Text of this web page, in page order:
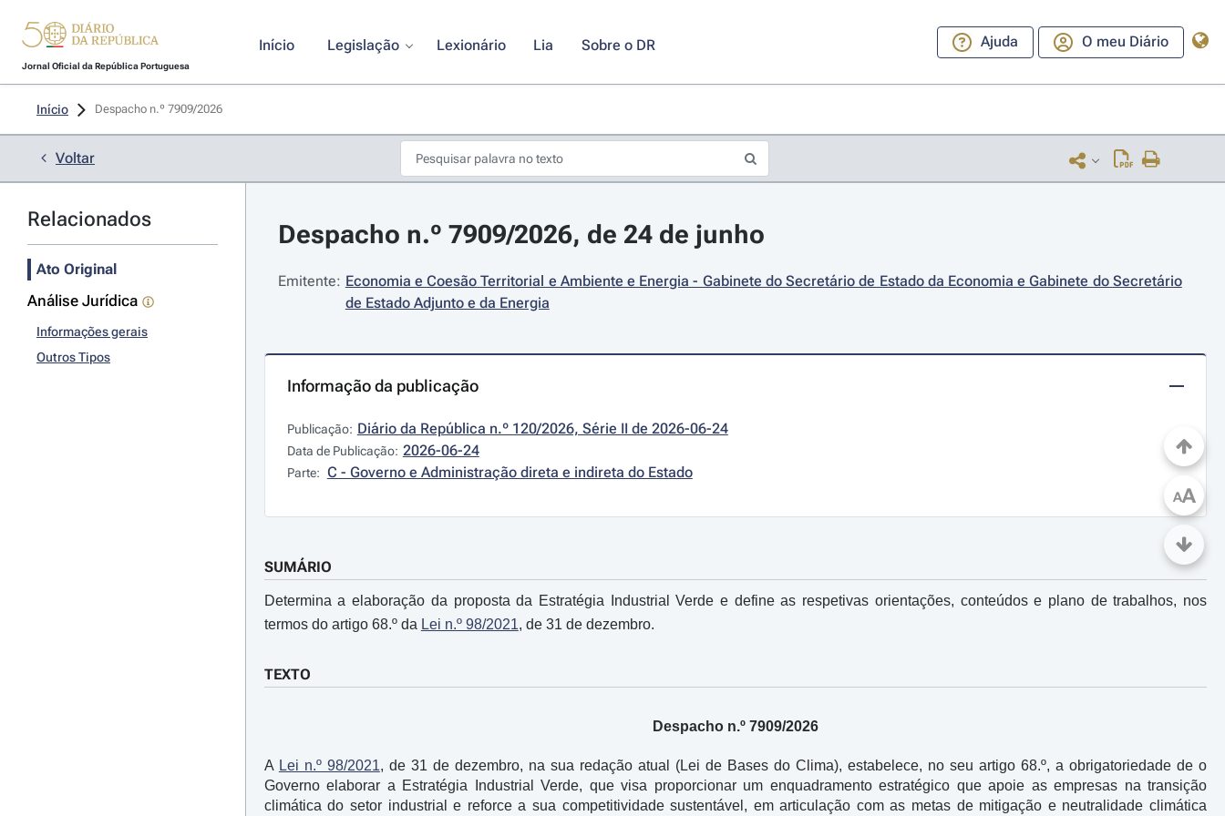
Jornal Oficial da República Portuguesa
Início Legislação Lexionário Lia Sobre o DR Ajuda O meu Diário
Início Despacho n.º 7909/2026
Voltar
Relacionados
Ato Original
Análise Jurídica
Informações gerais
Outros Tipos
Despacho n.º 7909/2026, de 24 de junho
Emitente: Economia e Coesão Territorial e Ambiente e Energia - Gabinete do Secretário de Estado da Economia e Gabinete do Secretário
de Estado Adjunto e da Energia
Informação da publicação
Publicação: Diário da República n.º 120/2026, Série II de 2026-06-24
Data de Publicação: 2026-06-24
Parte: C - Governo e Administração direta e indireta do Estado
SUMÁRIO
Determina a elaboração da proposta da Estratégia Industrial Verde e define as respetivas orientações, conteúdos e plano de trabalhos, nos
termos do artigo 68.º da Lei n.º 98/2021, de 31 de dezembro.
TEXTO
Despacho n.º 7909/2026
A Lei n.º 98/2021, de 31 de dezembro, na sua redação atual (Lei de Bases do Clima), estabelece, no seu artigo 68.º, a obrigatoriedade de o
Governo elaborar a Estratégia Industrial Verde, que visa proporcionar um enquadramento estratégico que apoie as empresas na transição
climática do setor industrial e reforce a sua competitividade sustentável, em articulação com as metas de mitigação e neutralidade climática
AA